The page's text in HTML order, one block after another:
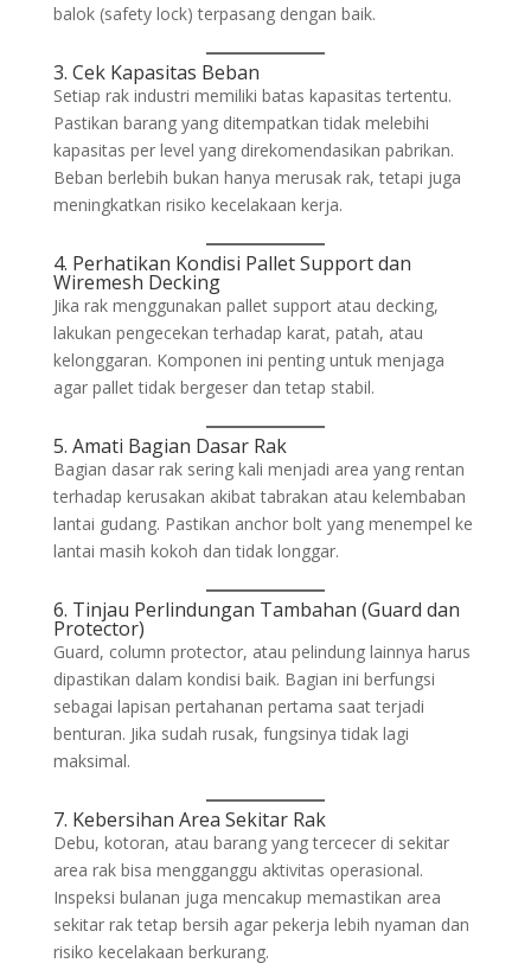
balok (safety lock) terpasang dengan baik.
3. Cek Kapasitas Beban
Setiap rak industri memiliki batas kapasitas tertentu.
Pastikan barang yang ditempatkan tidak melebihi
kapasitas per level yang direkomendasikan pabrikan.
Beban berlebih bukan hanya merusak rak, tetapi juga
meningkatkan risiko kecelakaan kerja.
4. Perhatikan Kondisi Pallet Support dan
Wiremesh Decking
Jika rak menggunakan pallet support atau decking,
lakukan pengecekan terhadap karat, patah, atau
kelonggaran. Komponen ini penting untuk menjaga
agar pallet tidak bergeser dan tetap stabil.
5. Amati Bagian Dasar Rak
Bagian dasar rak sering kali menjadi area yang rentan
terhadap kerusakan akibat tabrakan atau kelembaban
lantai gudang. Pastikan anchor bolt yang menempel ke
lantai masih kokoh dan tidak longgar.
6. Tinjau Perlindungan Tambahan (Guard dan
Protector)
Guard, column protector, atau pelindung lainnya harus
dipastikan dalam kondisi baik. Bagian ini berfungsi
sebagai lapisan pertahanan pertama saat terjadi
benturan. Jika sudah rusak, fungsinya tidak lagi
maksimal.
7. Kebersihan Area Sekitar Rak
Debu, kotoran, atau barang yang tercecer di sekitar
area rak bisa mengganggu aktivitas operasional.
Inspeksi bulanan juga mencakup memastikan area
sekitar rak tetap bersih agar pekerja lebih nyaman dan
risiko kecelakaan berkurang.